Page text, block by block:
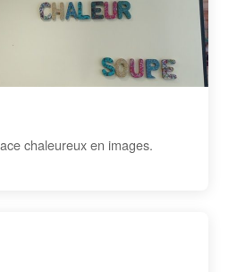
chaleureux en images.